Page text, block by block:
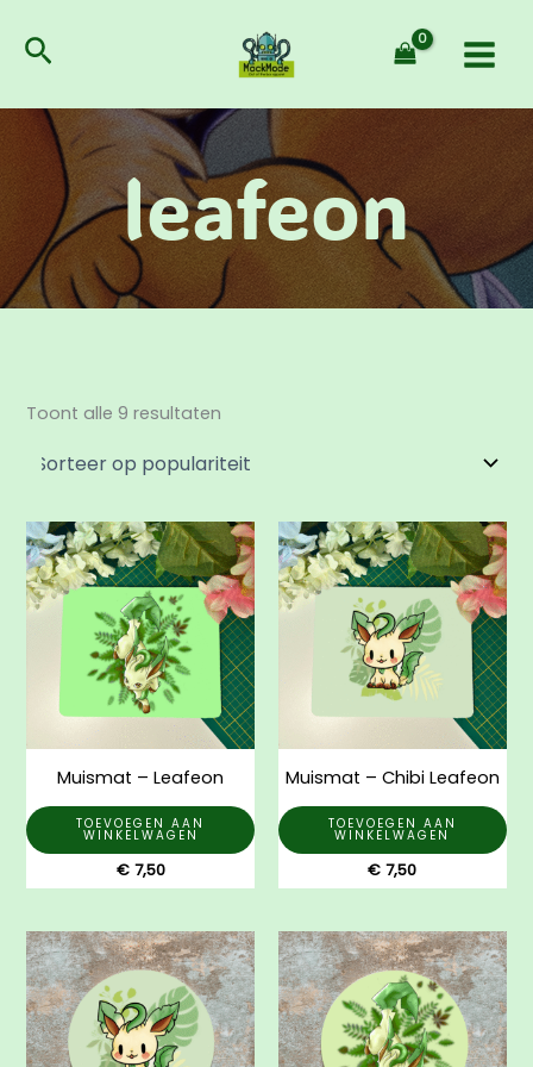
naarZoeken
leafeon
Toont alle 9 resultaten
populariteit
Muismat – Leafeon
TOEVOEGEN AAN
WINKELWAGEN
€7,50
Muismat – Chibi Leafeon
TOEVOEGEN AAN
WINKELWAGEN
€ 7,50